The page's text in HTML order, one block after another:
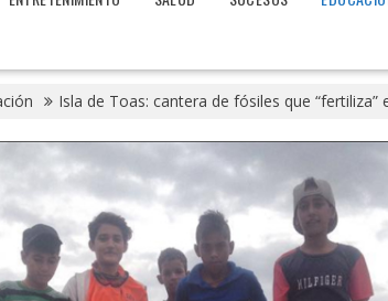
Isla de Toas: cantera de fósiles que